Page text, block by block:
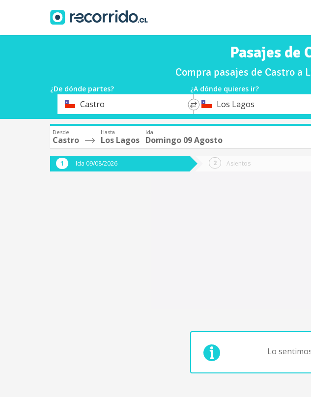
Pasajes de
Compra pasajes de Castro a
¿De dónde partes? ¿A dónde quieres ir?
OrigenCastro
*
DestinoLos Lagos
Desde
Castro
Hasta
Los Lagos
Ida
Domingo 09 Agosto
Ida 09/08/2026 Asientos
Lo